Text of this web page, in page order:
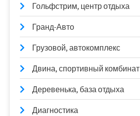
Гольфстрим, центр отдыха
Гранд-Авто
Грузовой, автокомплекс
Двина, спортивный комбинат
Деревенька, база отдыха
Диагностика